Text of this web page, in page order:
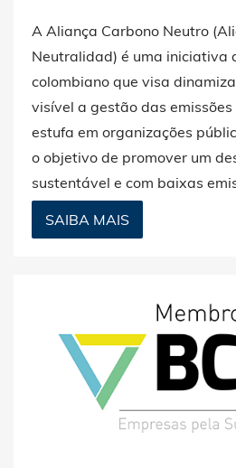
A Aliança Carbono Neutro
Neutralidad) é uma iniciativa
colombiano que visa
visível a gestão das
estufa em organizações
o objetivo de promover um
sustentável e com baixas
SAIBA MAIS